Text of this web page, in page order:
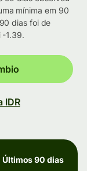
mínima em 90
dias foi de
-1.39.
IDR
Últimos 90 dias